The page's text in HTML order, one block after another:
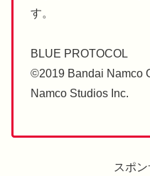
す。
BLUE PROTOCOL
©2019 Bandai
Namco Studios Inc.
スポ